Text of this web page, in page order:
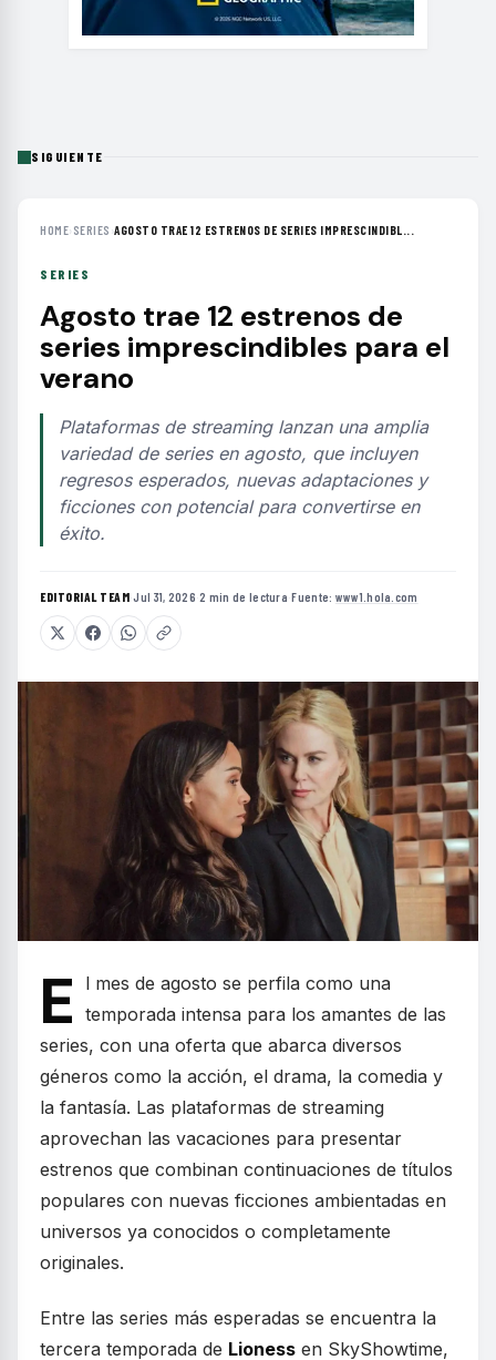
SIGUIENTE
HOME› SERIES ›AGOSTO TRAE 12 ESTRENOS DE SERIES IMPRESCINDIBL...
SERIES
Agosto trae 12 estrenos de
series imprescindibles para el
verano
Plataformas de streaming lanzan una amplia
variedad de series en agosto, que incluyen
regresos esperados, nuevas adaptaciones y
ficciones con potencial para convertirse en
éxito.
EDITORIAL TEAM·Jul 31, 2026·2 min de lectura·Fuente: www1.hola.com
E
l mes de agosto se perfila como una
temporada intensa para los amantes de las
series, con una oferta que abarca diversos
géneros como la acción, el drama, la comedia y
la fantasía. Las plataformas de streaming
aprovechan las vacaciones para presentar
estrenos que combinan continuaciones de títulos
populares con nuevas ficciones ambientadas en
universos ya conocidos o completamente
originales.
Entre las series más esperadas se encuentra la
tercera temporada de Lioness en SkyShowtime,